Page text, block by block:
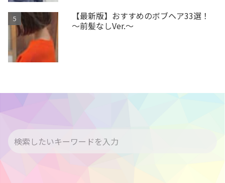
【最新版】おすすめのボブヘア33選！
～前髪なしVer.～